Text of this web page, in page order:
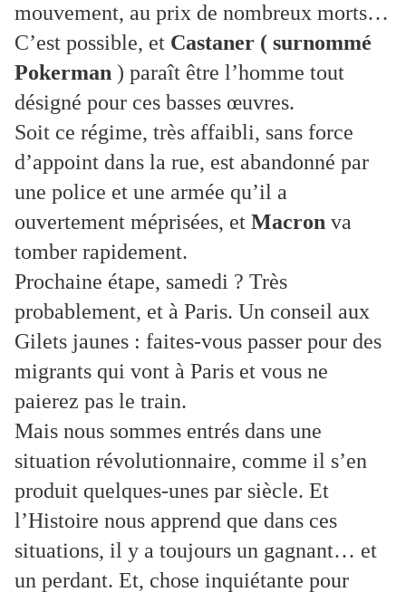
mouvement, au prix de nombreux morts…
C’est possible, et Castaner ( surnommé
Pokerman ) paraît être l’homme tout
désigné pour ces basses œuvres.
Soit ce régime, très affaibli, sans force
d’appoint dans la rue, est abandonné par
une police et une armée qu’il a
ouvertement méprisées, et Macron va
tomber rapidement.
Prochaine étape, samedi ? Très
probablement, et à Paris. Un conseil aux
Gilets jaunes : faites-vous passer pour des
migrants qui vont à Paris et vous ne
paierez pas le train.
Mais nous sommes entrés dans une
situation révolutionnaire, comme il s’en
produit quelques-unes par siècle. Et
l’Histoire nous apprend que dans ces
situations, il y a toujours un gagnant… et
un perdant. Et, chose inquiétante pour